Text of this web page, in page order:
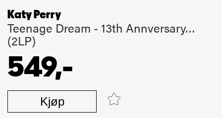
Katy Perry
Teenage Dream - 13th Annversary…
(2LP)
549,-
Kjøp